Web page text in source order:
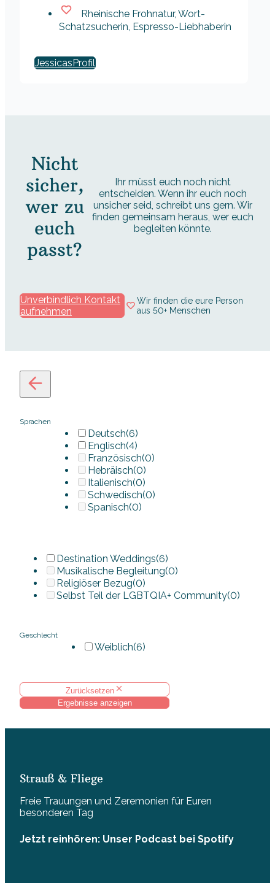
Rheinische Frohnatur, Wort-
Schatzsucherin, Espresso-Liebhaberin
Jessicas
Nicht
sicher,
wer zu
euch
passt?
Ihr müsst euch noch nicht
entscheiden. Wenn ihr euch noch
unsicher seid, schreibt uns gern. Wir
finden gemeinsam heraus, wer euch
begleiten könnte.
Unverbindlich Kontakt
aufnehmen
Wir finden die eure Person
aus 50+ Menschen
Sprachen
Deutsch(6)
Englisch(4)
Französisch(0)
Hebräisch(0)
Italienisch(0)
Schwedisch(0)
Spanisch(0)
Destination Weddings(6)
Musikalische Begleitung(0)
Religiöser Bezug(0)
Selbst Teil der LGBTQIA+ Community(0)
Geschlecht
Weiblich(6)
Zurücksetzen
Ergebnisse anzeigen
Strauß & Fliege
Freie Trauungen und Zeremonien für Euren
besonderen Tag
Jetzt reinhören: Unser Podcast bei Spotify